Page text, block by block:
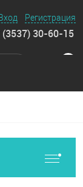
Вход Регистрация
(3537) 30-60-15